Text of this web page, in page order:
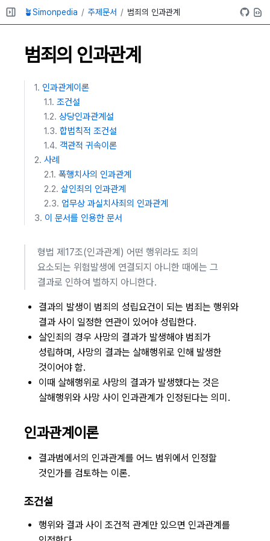
🪴Simonpedia 주제문서 범죄의 인과관계
범죄의 인과관계
인과관계이론
조건설
상당인과관계설
합법칙적 조건설
객관적 귀속이론
사례
폭행치사의 인과관계
살인죄의 인과관계
업무상 과실치사죄의 인과관계
이 문서를 인용한 문서
형법 제17조(인과관계) 어떤 행위라도 죄의
요소되는 위험발생에 연결되지 아니한 때에는 그
결과로 인하여 벌하지 아니한다.
결과의 발생이 범죄의 성립요건이 되는 범죄는 행위와
결과 사이 일정한 연관이 있어야 성립한다.
살인죄의 경우 사망의 결과가 발생해야 범죄가
성립하며, 사망의 결과는 살해행위로 인해 발생한
것이어야 함.
이때 살해행위로 사망의 결과가 발생했다는 것은
살해행위와 사망 사이 인과관계가 인정된다는 의미.
인과관계이론
결과범에서의 인과관계를 어느 범위에서 인정할
것인가를 검토하는 이론.
조건설
행위와 결과 사이 조건적 관계만 있으면 인과관계를